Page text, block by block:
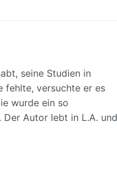
seine Studien in
fehlte, versuchte er es
wurde ein so
Autor lebt in L.A. und